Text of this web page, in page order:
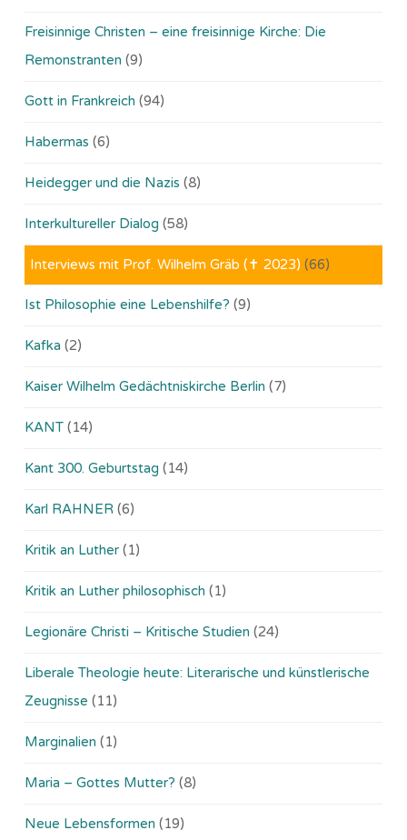
Freisinnige Christen – eine freisinnige Kirche: Die
Remonstranten (9)
Gott in Frankreich (94)
Habermas (6)
Heidegger und die Nazis (8)
Interkultureller Dialog (58)
Interviews mit Prof. Wilhelm Gräb (✝ 2023) (66)
Ist Philosophie eine Lebenshilfe? (9)
Kafka (2)
Kaiser Wilhelm Gedächtniskirche Berlin (7)
KANT (14)
Kant 300. Geburtstag (14)
Karl RAHNER (6)
Kritik an Luther (1)
Kritik an Luther philosophisch (1)
Legionäre Christi – Kritische Studien (24)
Liberale Theologie heute: Literarische und künstlerische
Zeugnisse (11)
Marginalien (1)
Maria – Gottes Mutter? (8)
Neue Lebensformen (19)